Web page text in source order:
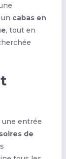
cabas en
, tout en
entrée
de